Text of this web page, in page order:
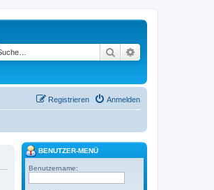
Suche
Anmelden
Registrieren
BENUTZER-MENÜ
Benutzername: